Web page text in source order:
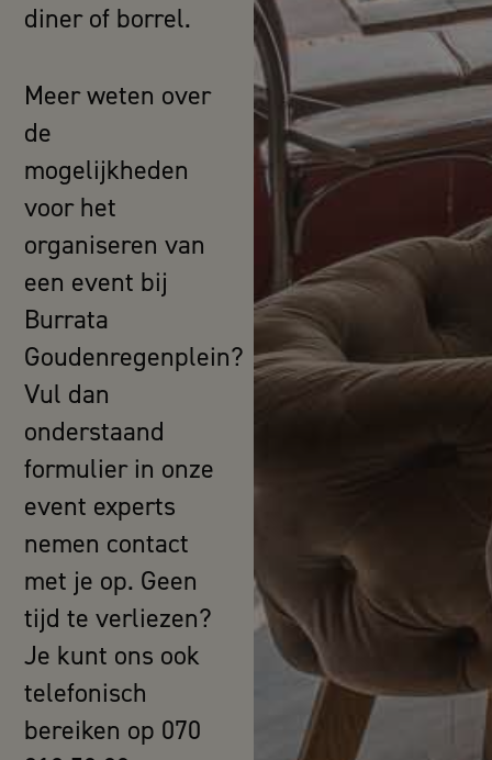
diner of borrel.
Meer weten over
de
mogelijkheden
voor het
organiseren van
een event bij
Burrata
Goudenregenplein?
Vul dan
onderstaand
formulier in onze
event experts
nemen contact
met je op. Geen
tijd te verliezen?
Je kunt ons ook
telefonisch
bereiken op 070